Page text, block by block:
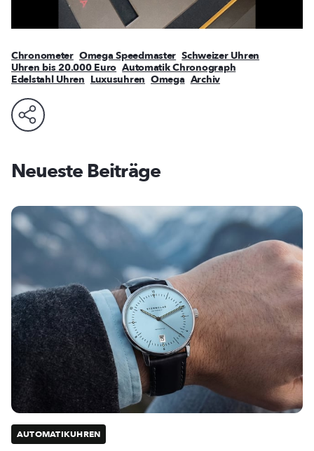
Chronometer Omega Speedmaster Schweizer Uhren
Uhren bis 20.000 Euro Automatik Chronograph
Edelstahl Uhren Luxusuhren Omega Archiv
Neueste Beiträge
AUTOMATIKUHREN